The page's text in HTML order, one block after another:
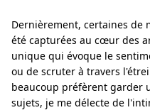
Dernièrement, certaines de
été capturées au cœur des
unique qui évoque le
ou de scruter à travers
beaucoup préfèrent garder
sujets, je me délecte de